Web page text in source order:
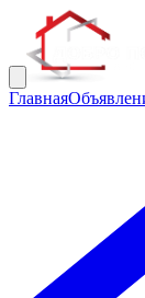
Главная